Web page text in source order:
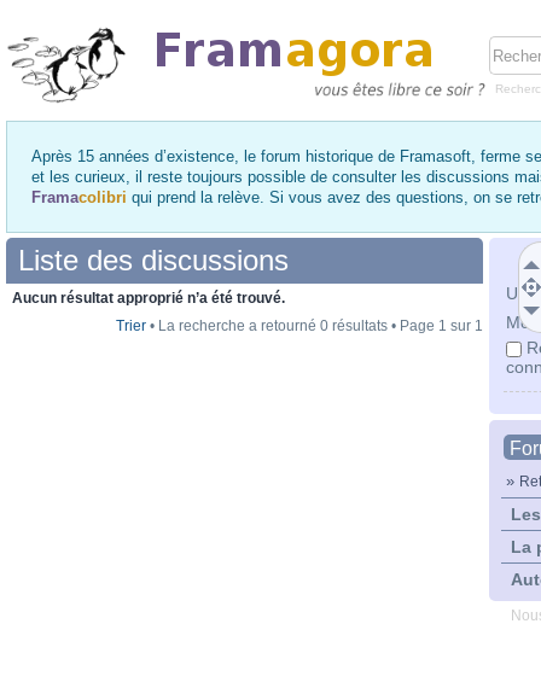
Après 15 années d’existence, le forum historique de Framasoft, ferme
et les curieux, il reste toujours possible de consulter les discussions
Framacolibri qui prend la relève. Si vous avez des questions, on se
Mot
»
La
Liste des discussions
Aucun résultat approprié n’a été trouvé.
Trier • La recherche a retourné 0 résultats • Page 1 sur 1